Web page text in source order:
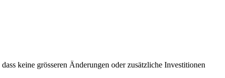
keine grösseren Änderungen oder zusätzliche Investitionen